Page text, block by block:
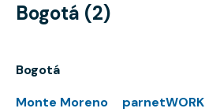
Bogotá (2)
Bogotá
Monte Moreno
parnetWORK